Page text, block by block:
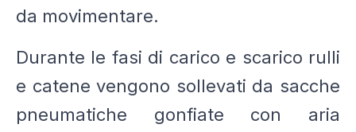
da movimentare.
Durante le fasi di carico e scarico rulli
e catene vengono sollevati da sacche
pneumatiche gonfiate con aria